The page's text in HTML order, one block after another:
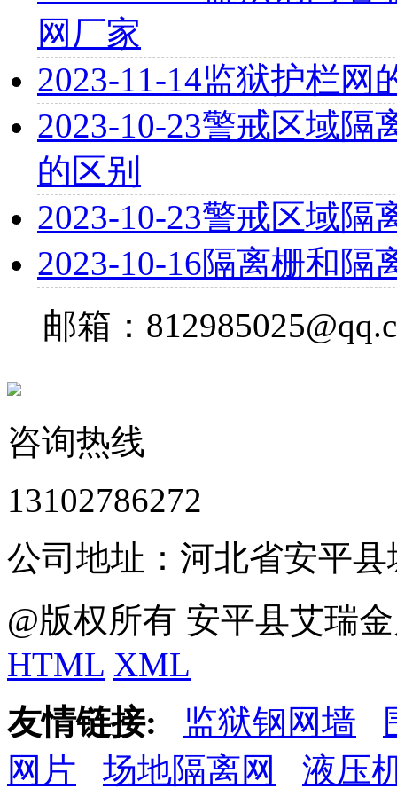
网厂家
2023-11-14监狱护栏网
2023-10-23警戒区域隔
的区别
2023-10-23警戒区域隔
2023-10-16隔离栅和隔
邮箱：
咨询热线
13102786272
公司地址：河北省安平
@版权所有 安平县艾瑞
HTML XML
友情链接:
监狱钢网墙
网片
场地隔离网
液压